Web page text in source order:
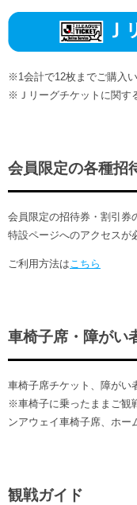
※1会計で12枚までご購入
※Ｊリーグチケットに関す
会員限定の各種招
会員限定の招待券・割引券
特設ページへのアクセスが
ご利用方法は こちら
車椅子席・障がい
車椅子席チケット、障がい
※車椅子に乗ったままご観
ンアウェイ車椅子席、ホー
観戦ガイド